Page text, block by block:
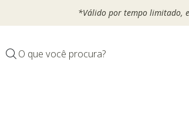
O que você procura?